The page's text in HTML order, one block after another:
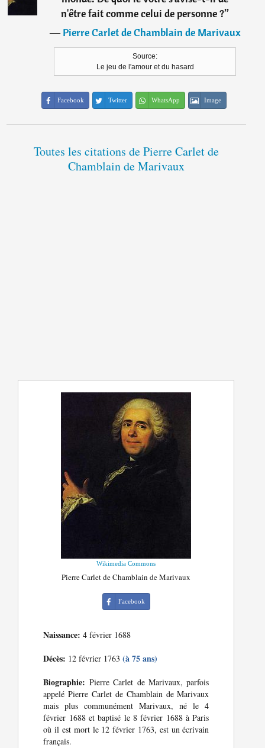
n'être fait comme celui de personne ?”
―Pierre Carlet de Chamblain de Marivaux
Source:
Le jeu de l'amour et du hasard
Facebook Twitter WhatsApp Image
Toutes les citations de Pierre Carlet de
Chamblain de Marivaux
Wikimedia Commons
Pierre Carlet de Chamblain de Marivaux
Facebook
Naissance: 4 février 1688
Décès: 12 février 1763(à 75 ans)
Biographie: Pierre Carlet de Marivaux, parfois
appelé Pierre Carlet de Chamblain de Marivaux
mais plus communément Marivaux, né le 4
février 1688 et baptisé le 8 février 1688 à Paris
où il est mort le 12 février 1763, est un écrivain
français.